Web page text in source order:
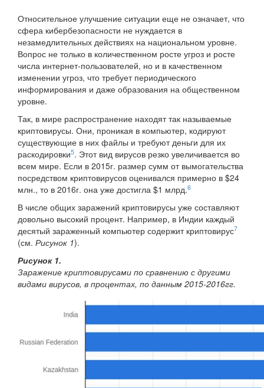
Относительное улучшение ситуации еще не означает, что
сфера кибербезопасности не нуждается в
незамедлительных действиях на национальном уровне.
Вопрос не только в количественном росте угроз и росте
числа интернет-пользователей, но и в качественном
изменении угроз, что требует периодического
информирования и даже образования на общественном
уровне.
Так, в мире распространение находят так называемые
криптовирусы. Они, проникая в компьютер, кодируют
существующие в них файлы и требуют деньги для их
раскодировки5. Этот вид вирусов резко увеличивается во
всем мире. Если в 2015г. размер сумм от вымогательства
посредством криптовирусов оценивался примерно в $24
млн., то в 2016г. она уже достигла $1 млрд.6
В числе общих заражений криптовирусы уже составляют
довольно высокий процент. Например, в Индии каждый
десятый зараженный компьютер содержит криптовирус7
(см. Рисунок 1).
Рисунок 1.
Заражение криптовирусами по сравнению с другими
видами вирусов, в процентах, по данным 2015-2016гг.